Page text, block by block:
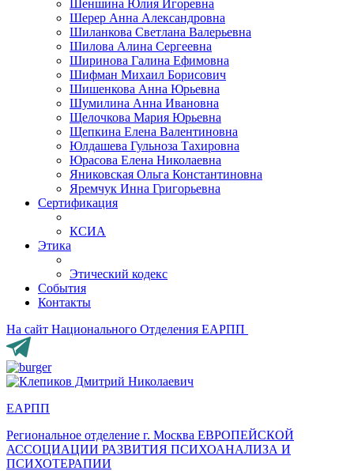
Шеншина Юлия Игоревна
Шерер Анна Александровна
Шиланкова Светлана Валерьевна
Шилова Алина Сергеевна
Ширинова Галина Ефимовна
Шифман Михаил Борисович
Шишенкова Анна Юрьевна
Шумилина Анна Ивановна
Щелочкова Мария Юрьевна
Щепкина Елена Валентиновна
Юлдашева Гульноза Тахировна
Юрасова Елена Николаевна
Яниковская Ольга Константиновна
Яремчук Инна Григорьевна
Сертификация
КСИА
Этика
Этический кодекс
События
Контакты
На сайт Национального Отделения ЕАРПП
ЕАРПП
Региональное отделение г. Москва ЕВРОПЕЙСКОЙ
АССОЦИАЦИИ РАЗВИТИЯ ПСИХОАНАЛИЗА И
ПСИХОТЕРАПИИ